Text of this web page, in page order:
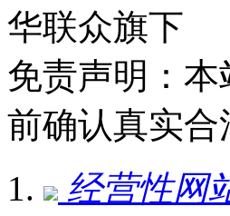
华联众旗下
免责声明：
前确认真实合
经营性网